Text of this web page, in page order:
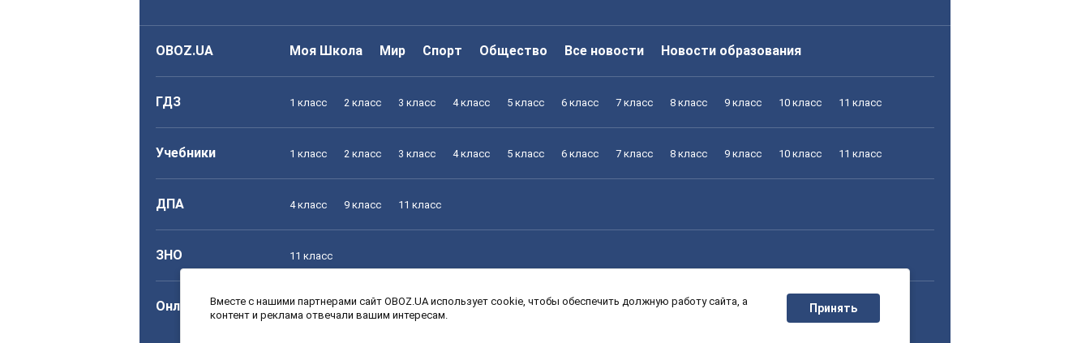
OBOZ.UA Моя Школа Мир Спорт Общество Все новости Новости образования
ГДЗ 1 класс 2 класс 3 класс 4 класс 5 класс 6 класс 7 класс 8 класс 9 класс 10 класс 11 класс
Учебники 1 класс 2 класс 3 класс 4 класс 5 класс 6 класс 7 класс 8 класс 9 класс 10 класс 11 класс
ДПА 4 класс 9 класс 11 класс
ЗНО 11 класс
Онлайн уроки 1 класс 2 класс 3 класс 4 класс 5 класс 6 класс 7 класс 8 класс 9 класс 10 класс 11 класс
Вместе с нашими партнерами сайт OBOZ.UA использует cookie, чтобы обеспечить должную работу сайта, а
контент и реклама отвечали вашим интересам.
Принять